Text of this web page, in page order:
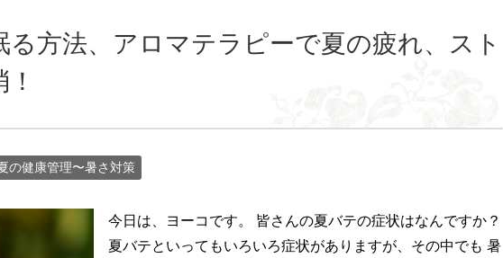
る方法、アロマテラピーで夏の疲れ、スト
の健康管理〜暑さ対策
今日は、ヨーコです。 皆さんの夏バテの症状はなんですか？
夏バテといってもいろいろ症状がありますが、その中でも 暑